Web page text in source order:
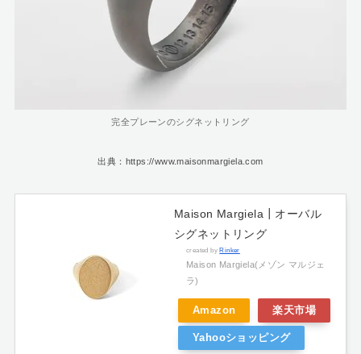
完全プレーンのシグネットリング
出典：https://www.maisonmargiela.com
Maison Margiela┃オーバル
シグネットリング
created byRinker
Maison Margiela(メゾン マルジェ
ラ)
Amazon 楽天市場
Yahooショッピング